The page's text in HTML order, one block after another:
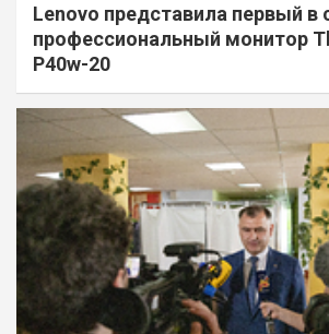
Lenovo представила первый в
профессиональный монитор
P40w-20